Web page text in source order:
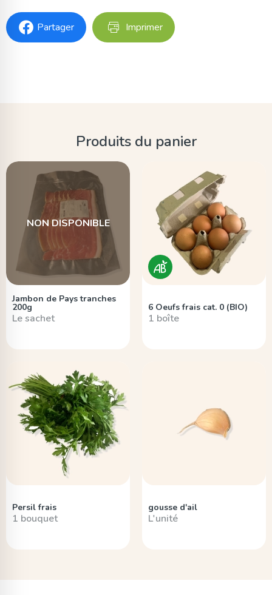
Partager Imprimer
Produits du panier
NON DISPONIBLE
Jambon de Pays tranches
200g
Le sachet
6 Oeufs frais cat. 0 (BIO)
1 boîte
Persil frais
1 bouquet
gousse d'ail
L'unité